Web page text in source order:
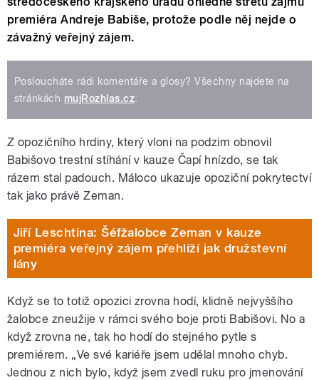
premiéra Andreje Babiše, protože podle něj nejde o
závažný veřejný zájem.
Posloucháte rádi komentáře a glosy? Všechny najdete na
stránkách mujRozhlas.cz
Z opozičního hrdiny, který vloni na podzim obnovil
Babišovo trestní stíhání v kauze Čapí hnízdo, se tak
rázem stal padouch. Máloco ukazuje opoziční pokrytectví
tak jako právě Zeman.
Jiří Leschtina: Šéfžalobce Zeman v kauze
premiéra veřejný zájem přehlíží jak družstevní
lány
Když se to totiž opozici zrovna hodí, klidně nejvyššího
žalobce zneužije v rámci svého boje proti Babišovi. No a
když zrovna ne, tak ho hodí do stejného pytle s
premiérem. „Ve své kariéře jsem udělal mnoho chyb.
Jednou z nich bylo, když jsem zvedl ruku pro jmenování